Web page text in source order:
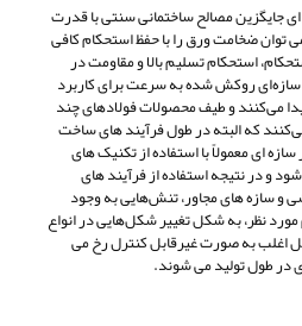
ای جایگزین مصالح ساختمانی سنتی با قدرت
توان ضخامت ورق را با حفظ استحکام کافی
استحکام تسلیم بالا و مقاومت در
سازه‌ای روکش شده به سرعت برای کاربرد
می‌کنند و طیف محصولات فولادهای چند
که البته در طول فرآیند های ساخت
ای معمولاً با استفاده از تکنیک های
و در نتیجه استفاده از فرآیند های
و سازه‌ های مجاور، تنش‌هایی به وجود
نظر، به شکل تغییر شکل‌هایی در انواع
اغلب به صورت غیرقابل کنترل رخ می
در طول تولید می شوند.